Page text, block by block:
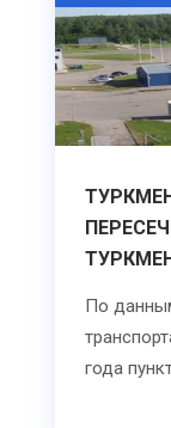
По
года